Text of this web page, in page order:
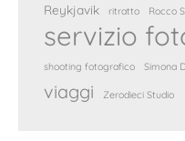
Reykjavik ritratto Rocco
servizio
shooting fotografico Simona
viaggi Zerodieci Studio